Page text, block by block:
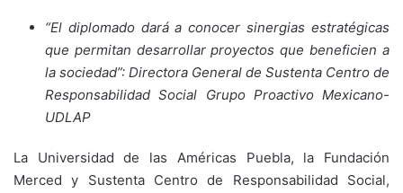
“El diplomado dará a conocer sinergias estratégicas
que permitan desarrollar proyectos que beneficien a
la sociedad”: Directora General de Sustenta Centro de
Responsabilidad Social Grupo Proactivo Mexicano-
UDLAP
La Universidad de las Américas Puebla, la Fundación
Merced y Sustenta Centro de Responsabilidad Social,